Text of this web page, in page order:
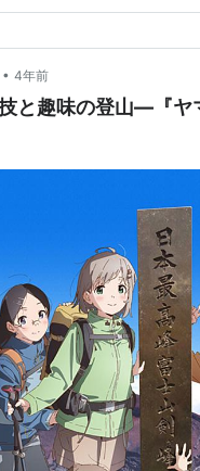
…
• 4年前
技と趣味の登山―『